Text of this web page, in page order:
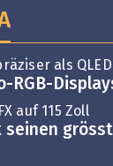
als QLED
RGB-
auf 115 Zoll